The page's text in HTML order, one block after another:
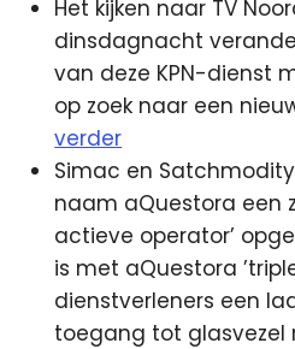
Het kijken naar TV
dinsdagnacht
van deze KPN-dienst
op zoek naar een
verder
Simac en
naam aQuestora een
actieve operator’
is met aQuestora
dienstverleners een
toegang tot glasvezel